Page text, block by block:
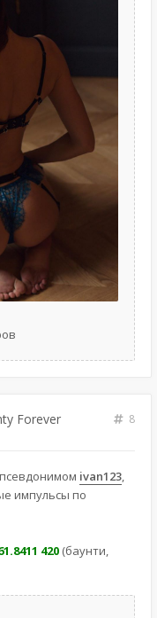
Forever
8
ivan123,
импульсы по
420 (баунти,